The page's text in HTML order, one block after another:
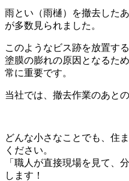
雨とい（雨樋）を撤去した
が多数見られました。
このようなビス跡を放置す
塗膜の膨れの原因となるた
常に重要です。
当社では、撤去作業のあと
どんな小さなことでも、住
ください。
「職人が直接現場を見て、
します！